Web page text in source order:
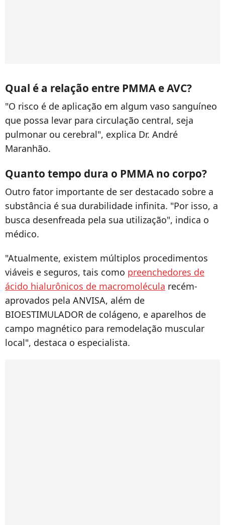
Qual é a relação entre PMMA e AVC?
"O risco é de aplicação em algum vaso sanguíneo
que possa levar para circulação central, seja
pulmonar ou cerebral", explica Dr. André
Maranhão.
Quanto tempo dura o PMMA no corpo?
Outro fator importante de ser destacado sobre a
substância é sua durabilidade infinita. "Por isso, a
busca desenfreada pela sua utilização", indica o
médico.
"Atualmente, existem múltiplos procedimentos
viáveis e seguros, tais como preenchedores de
ácido hialurônicos de macromolécula recém-
aprovados pela ANVISA, além de
BIOESTIMULADOR de colágeno, e aparelhos de
campo magnético para remodelação muscular
local", destaca o especialista.